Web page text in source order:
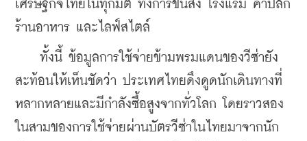
เศรษฐกิจไทยในทุกมิติ ทั้งการขนส่ง โรงแรม ค้าปลีก
ร้านอาหาร และไลฟ์สไตล์
ทั้งนี้ ข้อมูลการใช้จ่ายข้ามพรมแดนของวีซ่ายัง
สะท้อนให้เห็นชัดว่า ประเทศไทยดึงดูดนักเดินทางที่
หลากหลายและมีกำลังซื้อสูงจากทั่วโลก โดยราวสอง
ในสามของการใช้จ่ายผ่านบัตรวีซ่าในไทยมาจากนัก